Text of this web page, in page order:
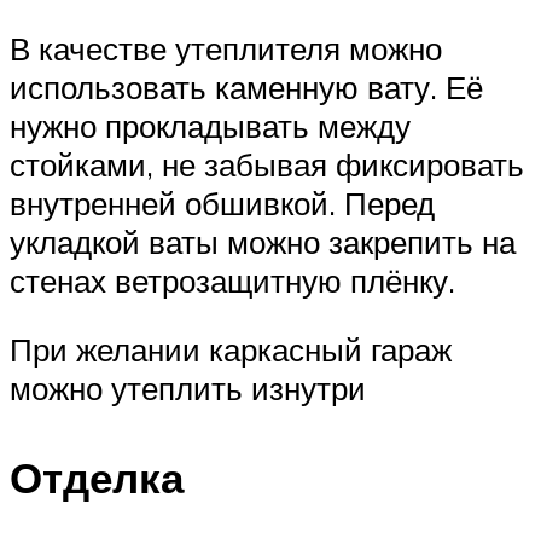
В качестве утеплителя можно
использовать каменную вату. Её
нужно прокладывать между
стойками, не забывая фиксировать
внутренней обшивкой. Перед
укладкой ваты можно закрепить на
стенах ветрозащитную плёнку.
При желании каркасный гараж
можно утеплить изнутри
Отделка